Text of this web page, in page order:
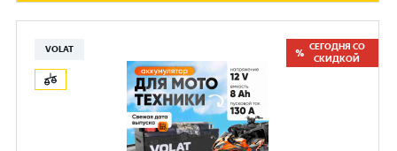
VOLAT
СЕГОДНЯ СО
СКИДКОЙ